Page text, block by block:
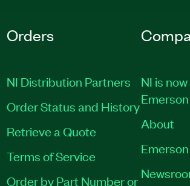
Orders
NI Distribution Partners
Order Status and History
Retrieve a Quote
Terms of Service
Order by Part Number or
NI is
Emerson
About